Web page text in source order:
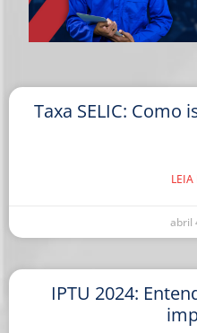
Taxa SELIC: Como
LEIA
abril
IPTU 2024: